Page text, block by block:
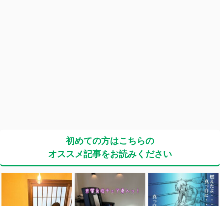
初めての方はこちらの
オススメ記事をお読みください